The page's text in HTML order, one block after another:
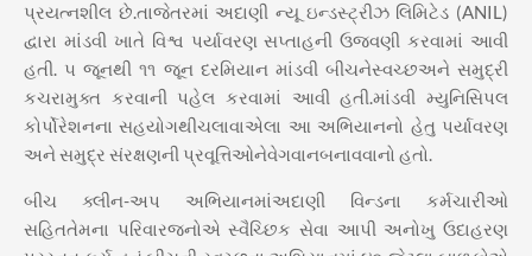
પ્રયત્નશીલ છે.તાજેતરમાં અદાણી ન્યૂ ઇન્ડસ્ટ્રીઝ લિમિટેડ (ANIL)
દ્વારા માંડવી ખાતે વિશ્વ પર્યાવરણ સપ્તાહની ઉજવણી કરવામાં આવી
હતી. ૫ જૂનથી ૧૧ જૂન દરમિયાન માંડવી બીચનેસ્વચ્છઅને સમુદ્રી
કચરામુક્ત કરવાની પહેલ કરવામાં આવી હતી.માંડવી મ્યુનિસિપલ
કોર્પોરેશનના સહયોગથીચલાવાએલા આ અભિયાનનો હેતુ પર્યાવરણ
અને સમુદ્ર સંરક્ષણની પ્રવૂત્તિઓનેવેગવાનબનાવવાનો હતો.
બીચ ક્લીન-અપ અભિયાનમાંઅદાણી વિન્ડના કર્મચારીઓ
સહિતતેમના પરિવારજનોએ સ્વૈચ્છિક સેવા આપી અનોખુ ઉદાહરણ